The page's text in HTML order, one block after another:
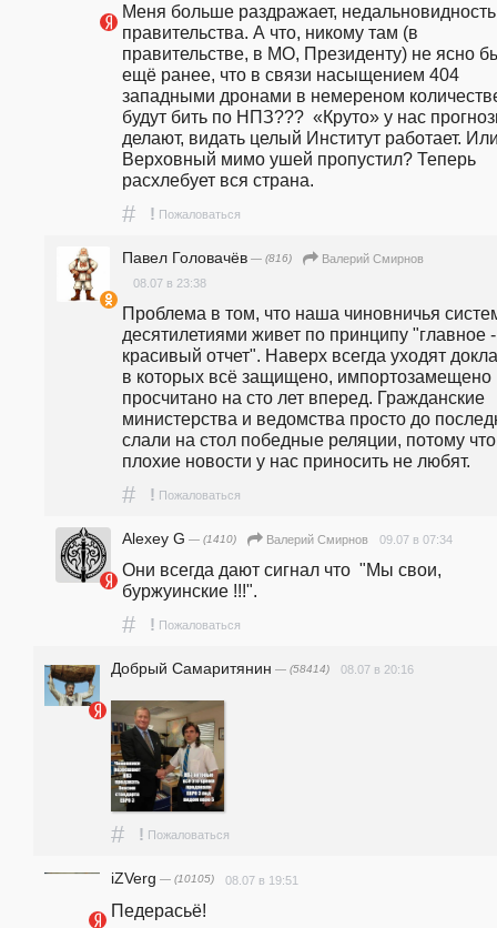
Меня больше раздражает, недальновидность
правительства. А что, никому там (в
правительстве, в МО, Президенту) не ясно
ещё ранее, что в связи насыщением 404
западными дронами в немереном
будут бить по НПЗ???  «Круто» у нас
делают, видать целый Институт работает.
Верховный мимо ушей пропустил? Теперь
расхлебует вся страна.
# ! Пожаловаться
Павел Головачёв — (816)
Валерий Смирнов
08.07 в 23:38
Проблема в том, что наша чиновничья
десятилетиями живет по принципу "главное -
красивый отчет". Наверх всегда уходят
в которых всё защищено, импортозамещено
просчитано на сто лет вперед. Гражданские
министерства и ведомства просто до
слали на стол победные реляции, потому что
плохие новости у нас приносить не любят.
# ! Пожаловаться
Alexey G — (1410) Валерий Смирнов 09.07 в 07:34
Они всегда дают сигнал что  "Мы свои,
буржуинские !!!".
# ! Пожаловаться
Добрый Самаритянин — (58414) 08.07 в 20:16
# ! Пожаловаться
iZVerg — (10105) 08.07 в 19:51
Педерасьё!